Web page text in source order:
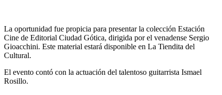
La oportunidad fue propicia para presentar la colección Estación
Cine de Editorial Ciudad Gótica, dirigida por el venadense Sergio
Gioacchini. Este material estará disponible en La Tiendita del
Cultural.
El evento contó con la actuación del talentoso guitarrista Ismael
Rosillo.